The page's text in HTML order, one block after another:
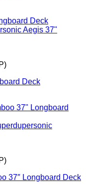
Deck
37″ Longboard Deck